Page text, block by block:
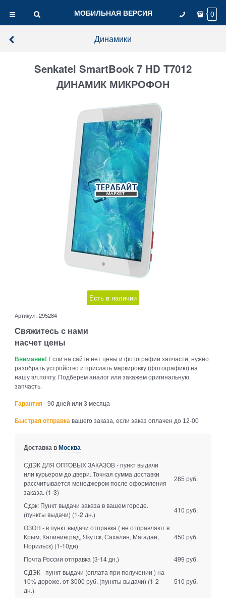
МОБИЛЬНАЯ ВЕРСИЯ 0
Динамики
Senkatel SmartBook 7 HD T7012
ДИНАМИК МИКРОФОН
Есть в наличии
Артикул: 295284
Свяжитесь с нами
насчет цены
Внимание! Если на сайте нет цены и фотографии запчасти, нужно
разобрать устройство и прислать маркировку (фотографию) на
нашу эл.почту. Подберем аналог или закажем оригинальную
запчасть.
Гарантия - 90 дней или 3 месяца
Быстрая отправка вашего заказа, если заказ оплачен до 12-00
Доставка вМосква
СДЭК ДЛЯ ОПТОВЫХ ЗАКАЗОВ - пункт выдачи
или курьером до двери. Точная сумма доставки
рассчитывается менеджером после оформления
заказа. (1-3)
285 руб.
Сдэк: Пункт выдачи заказа в вашем городе.
(пункты выдачи) (1-2 дн.)
410 руб.
ОЗОН - в пункт выдачи отправка ( не отправляют в
Крым, Калининград, Якутск, Сахалин, Магадан,
Норильск) (1-10дн)
450 руб.
Почта России отправка (3-14 дн.)
499 руб.
СДЭК - пункт выдачи (оплата при получении ) на
10% дороже. от 3000 руб. (пункты выдачи) (1-2
дн.)
510 руб.